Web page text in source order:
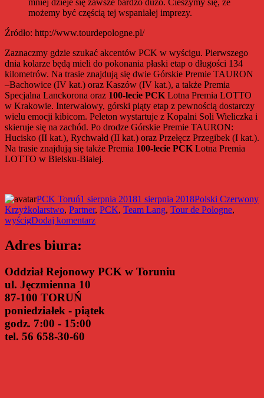
możemy być częścią tej wspaniałej imprezy.
Źródło: http://www.tourdepologne.pl/
Zaznaczmy gdzie szukać akcentów PCK w wyścigu. Pierwszego
dnia kolarze będą mieli do pokonania płaski etap o długości 134
kilometrów. Na trasie znajdują się dwie Górskie Premie TAURON
–Bachowice (IV kat.) oraz Kaszów (IV kat.), a także Premia
Specjalna Lanckorona oraz 100-lecie PCK Lotna Premia LOTTO
w Krakowie. Interwałowy, górski piąty etap z pewnością dostarczy
wielu emocji kibicom. Peleton wystartuje z Kopalni Soli Wieliczka i
skieruje się na zachód. Po drodze Górskie Premie TAURON:
Hucisko (II kat.), Rychwałd (II kat.) oraz Przełęcz Przegibek (I kat.).
Na trasie znajdują się także Premia 100-lecie PCK Lotna Premia
LOTTO w Bielsku-Białej.
Autor
PCK ToruńData
publikacji
1 sierpnia 20181 sierpnia 2018Kategorie
Polski Czerwony
KrzyżTagi
kolarstwo, Partner, PCK, Team Lang, Tour de Pologne,
wyścigDodaj komentarzdo
Tour
Adres biura:
Oddział Rejonowy PCK w Toruniu
ul. Jęczmienna 10
87-100 TORUŃ
poniedziałek - piątek
godz. 7:00 - 15:00
tel. 56 658-30-60